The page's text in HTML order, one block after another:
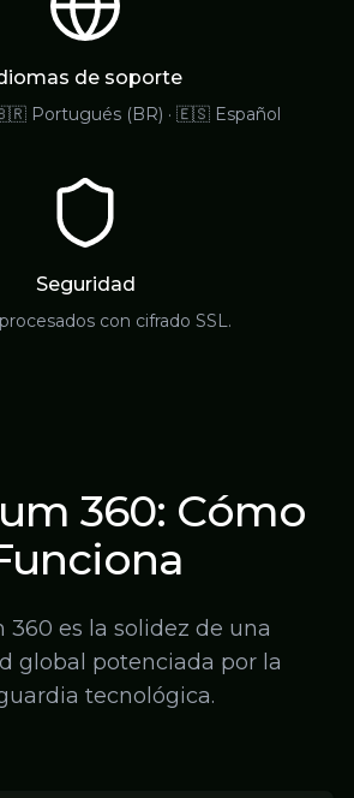
de soporte
Portugués (BR) · 🇪🇸 Español
Seguridad
con cifrado SSL.
360: Cómo
360 es la solidez de una
global potenciada por la
tecnológica.